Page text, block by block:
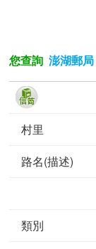
您查詢澎湖郵局